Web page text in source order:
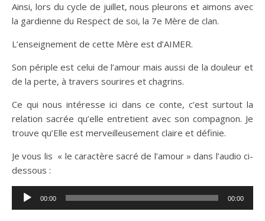
Ainsi, lors du cycle de juillet, nous pleurons et aimons avec
la gardienne du Respect de soi, la 7e Mère de clan.
L’enseignement de cette Mère est d’AIMER.
Son périple est celui de l’amour mais aussi de la douleur et
de la perte, à travers sourires et chagrins.
Ce qui nous intéresse ici dans ce conte, c’est surtout la
relation sacrée qu’elle entretient avec son compagnon. Je
trouve qu’Elle est merveilleusement claire et définie.
Je vous lis « le caractère sacré de l’amour » dans l’audio ci-
dessous :
Lecteur
audio
00:00 00:00